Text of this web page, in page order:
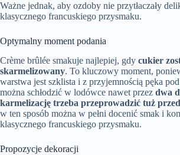
Ważne jednak, aby ozdoby nie przytłaczały
klasycznego francuskiego przysmaku.
Optymalny moment podania
Crème brûlée smakuje najlepiej, gdy cukier
skarmelizowany. To kluczowy moment,
warstwa jest szklista i z przyjemnością pęka
można schłodzić w lodówce nawet przez dwa
karmelizację trzeba przeprowadzić tuż
w ten sposób można w pełni docenić smak i
klasycznego francuskiego przysmaku.
Propozycje dekoracji